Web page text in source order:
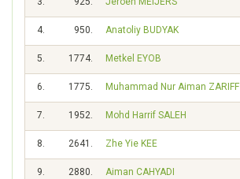
4. 950. Anatoliy BUDYAK
5. 1774. Metkel EYOB
6. 1775. Muhammad Nur Aiman ZARIFF
7. 1952. Mohd Harrif SALEH
8. 2641. Zhe Yie KEE
9. 2880. Aiman CAHYADI